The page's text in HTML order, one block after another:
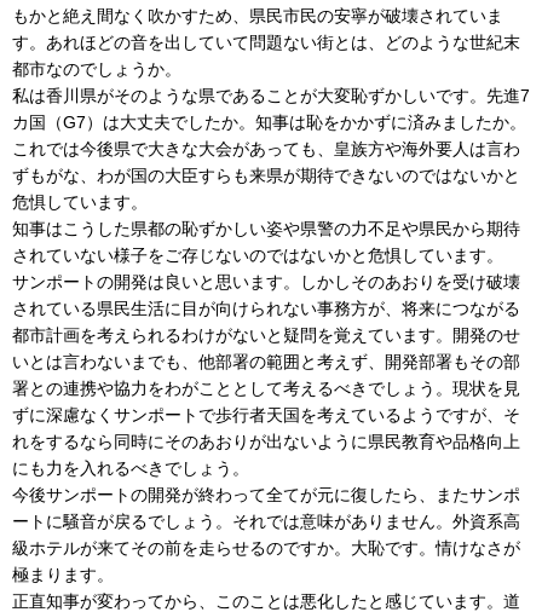
もかと絶え間なく吹かすため、県民市民の安寧が破壊されていま
す。あれほどの音を出していて問題ない街とは、どのような世紀末
都市なのでしょうか。
私は香川県がそのような県であることが大変恥ずかしいです。先進7
カ国（G7）は大丈夫でしたか。知事は恥をかかずに済みましたか。
これでは今後県で大きな大会があっても、皇族方や海外要人は言わ
ずもがな、わが国の大臣すらも来県が期待できないのではないかと
危惧しています。
知事はこうした県都の恥ずかしい姿や県警の力不足や県民から期待
されていない様子をご存じないのではないかと危惧しています。
サンポートの開発は良いと思います。しかしそのあおりを受け破壊
されている県民生活に目が向けられない事務方が、将来につながる
都市計画を考えられるわけがないと疑問を覚えています。開発のせ
いとは言わないまでも、他部署の範囲と考えず、開発部署もその部
署との連携や協力をわがこととして考えるべきでしょう。現状を見
ずに深慮なくサンポートで歩行者天国を考えているようですが、そ
れをするなら同時にそのあおりが出ないように県民教育や品格向上
にも力を入れるべきでしょう。
今後サンポートの開発が終わって全てが元に復したら、またサンポ
ートに騒音が戻るでしょう。それでは意味がありません。外資系高
級ホテルが来てその前を走らせるのですか。大恥です。情けなさが
極まります。
正直知事が変わってから、このことは悪化したと感じています。道